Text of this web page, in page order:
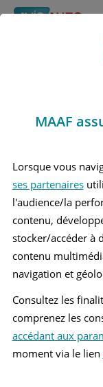
Avis
MAAF
Lorsque vous
ses partenaires
l'audience/la
contenu,
stocker/accéder à
contenu
navigation et
Consultez les
comprenez les
accédant aux
moment via le lien